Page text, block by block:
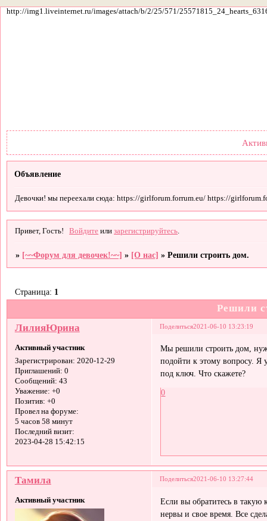
http://img1.liveinternet.ru/images/attach/b/2/25/571/
Объявление
Девочки! мы переехали сюда: https://girlforum.forrum.eu/ https://
Привет, Гость! Войдите илизарегистрируйтесь
» [~~Форум для девочек!~~] » [О нас] »Решили строить дом.
Решили
Страница: 1
Поделиться2021-06-10 13:23:19
ЛилияЮрина
Активный участник
Зарегистрирован: 2020-12-29
Приглашений: 0
Сообщений: 43
Уважение: +0
Позитив: +0
Провел на форуме:
5 часов 58 минут
Последний визит:
2023-04-28 15:42:15
Мы решили строить дом,
подойти к этому вопросу. Я
под ключ. Что скажете?
0
Поделиться2021-06-10 13:27:44
Тамила
Активный участник
Если вы обратитесь в такую
нервы и свое время. Все